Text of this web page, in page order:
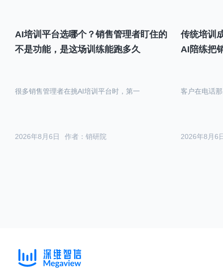
AI培训平台选哪个？销售管理者盯住的
不是功能，是这场训练能跑多久
作者：销研院
2026年8月6日
很多销售管理者在挑AI培训平台时，第一
传统培训
AI陪练把
2026年8月6
客户在电话